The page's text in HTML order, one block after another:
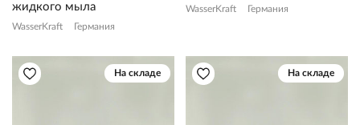
жидкого мыла
WasserKraft Германия
WasserKraft Германия
На складе На складе